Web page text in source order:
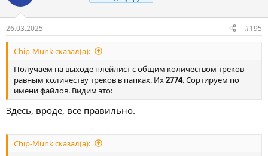
26.03.2025 #195
Chip-Munk сказал(а):
Получаем на выходе плейлист с общим количеством треков
равным количеству треков в папках. Их2774. Сортируем по
имени файлов. Видим это:
Здесь, вроде, все правильно.
Chip-Munk сказал(а):